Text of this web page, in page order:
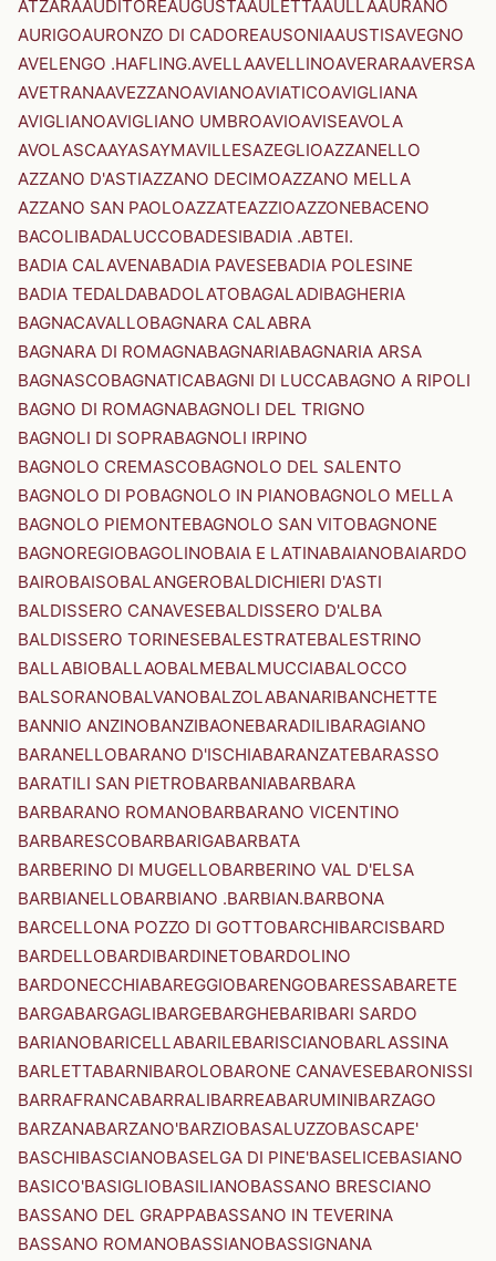
ATZARAAUDITOREAUGUSTAAULETTAAULLAAURANO
AURIGOAURONZO DI CADOREAUSONIAAUSTISAVEGNO
AVELENGO .HAFLING.AVELLAAVELLINOAVERARAAVERSA
AVETRANAAVEZZANOAVIANOAVIATICOAVIGLIANA
AVIGLIANOAVIGLIANO UMBROAVIOAVISEAVOLA
AVOLASCAAYASAYMAVILLESAZEGLIOAZZANELLO
AZZANO D'ASTIAZZANO DECIMOAZZANO MELLA
AZZANO SAN PAOLOAZZATEAZZIOAZZONEBACENO
BACOLIBADALUCCOBADESIBADIA .ABTEI.
BADIA CALAVENABADIA PAVESEBADIA POLESINE
BADIA TEDALDABADOLATOBAGALADIBAGHERIA
BAGNACAVALLOBAGNARA CALABRA
BAGNARA DI ROMAGNABAGNARIABAGNARIA ARSA
BAGNASCOBAGNATICABAGNI DI LUCCABAGNO A RIPOLI
BAGNO DI ROMAGNABAGNOLI DEL TRIGNO
BAGNOLI DI SOPRABAGNOLI IRPINO
BAGNOLO CREMASCOBAGNOLO DEL SALENTO
BAGNOLO DI POBAGNOLO IN PIANOBAGNOLO MELLA
BAGNOLO PIEMONTEBAGNOLO SAN VITOBAGNONE
BAGNOREGIOBAGOLINOBAIA E LATINABAIANOBAIARDO
BAIROBAISOBALANGEROBALDICHIERI D'ASTI
BALDISSERO CANAVESEBALDISSERO D'ALBA
BALDISSERO TORINESEBALESTRATEBALESTRINO
BALLABIOBALLAOBALMEBALMUCCIABALOCCO
BALSORANOBALVANOBALZOLABANARIBANCHETTE
BANNIO ANZINOBANZIBAONEBARADILIBARAGIANO
BARANELLOBARANO D'ISCHIABARANZATEBARASSO
BARATILI SAN PIETROBARBANIABARBARA
BARBARANO ROMANOBARBARANO VICENTINO
BARBARESCOBARBARIGABARBATA
BARBERINO DI MUGELLOBARBERINO VAL D'ELSA
BARBIANELLOBARBIANO .BARBIAN.BARBONA
BARCELLONA POZZO DI GOTTOBARCHIBARCISBARD
BARDELLOBARDIBARDINETOBARDOLINO
BARDONECCHIABAREGGIOBARENGOBARESSABARETE
BARGABARGAGLIBARGEBARGHEBARIBARI SARDO
BARIANOBARICELLABARILEBARISCIANOBARLASSINA
BARLETTABARNIBAROLOBARONE CANAVESEBARONISSI
BARRAFRANCABARRALIBARREABARUMINIBARZAGO
BARZANABARZANO'BARZIOBASALUZZOBASCAPE'
BASCHIBASCIANOBASELGA DI PINE'BASELICEBASIANO
BASICO'BASIGLIOBASILIANOBASSANO BRESCIANO
BASSANO DEL GRAPPABASSANO IN TEVERINA
BASSANO ROMANOBASSIANOBASSIGNANA